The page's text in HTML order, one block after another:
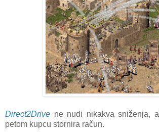
Direct2Drive ne nudi nikakva sniženja,
petom kupcu stornira račun.